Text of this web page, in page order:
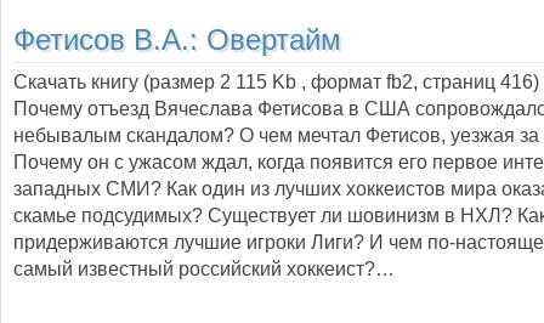
Фетисов В.А.: Овертайм
Скачать книгу (размер 2 115 Kb , формат fb2, страниц 416)
Почему отъезд Вячеслава Фетисова в США
небывалым скандалом? О чем мечтал Фетисов, уезжая за
Почему он с ужасом ждал, когда появится его первое
западных СМИ? Как один из лучших хоккеистов мира
скамье подсудимых? Существует ли шовинизм в НХЛ?
придерживаются лучшие игроки Лиги? И чем по-
самый известный российский хоккеист?…